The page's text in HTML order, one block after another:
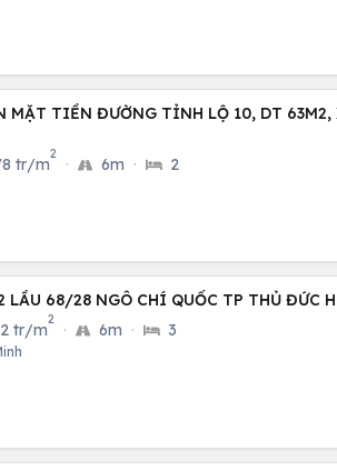
MẶT TIỀN ĐƯỜNG TỈNH LỘ 10, DT 63M2,
tr/m
2
· 6m · 2
LẦU 68/28 NGÔ CHÍ QUỐC TP THỦ ĐỨC
tr/m
2
· 6m · 3